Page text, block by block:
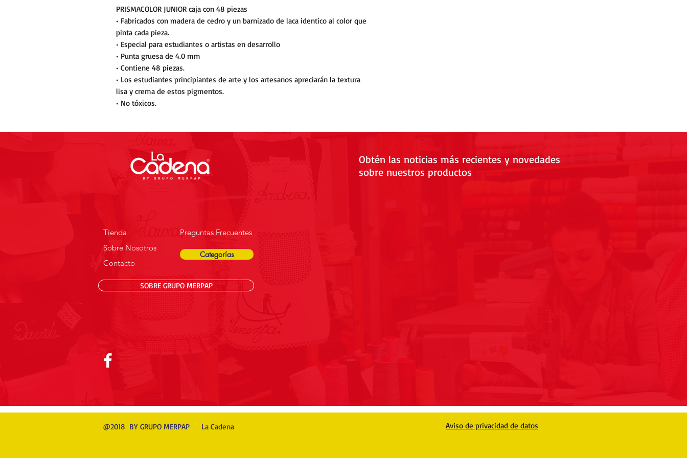
PRISMACOLOR JUNIOR caja con 48 piezas
• Fabricados con madera de cedro y un barnizado de laca identico al color que
pinta cada pieza.
• Especial para estudiantes o artistas en desarrollo
• Punta gruesa de 4.0 mm
• Contiene 48 piezas.
• Los estudiantes principiantes de arte y los artesanos apreciarán la textura
lisa y crema de estos pigmentos.
• No tóxicos.
Tienda
Sobre Nosotros
Contacto
Preguntas Frecuentes
Categorías
SOBRE GRUPO MERPAP
Obtén las noticias más recientes y novedades
sobre nuestros productos
@2018 BY GRUPO MERPAP La Cadena Aviso de privacidad de datos